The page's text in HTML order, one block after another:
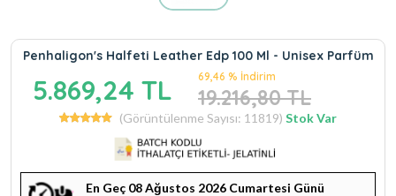
Penhaligon's Halfeti Leather Edp 100 Ml - Unisex Parfüm
5.869,24 TL 69,46 % İndirim
19.216,80 TL
(Görüntülenme Sayısı: 11819) Stok Var
En Geç 08 Ağustos 2026 Cumartesi Günü